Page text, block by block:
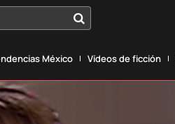
México Vídeos de ficción